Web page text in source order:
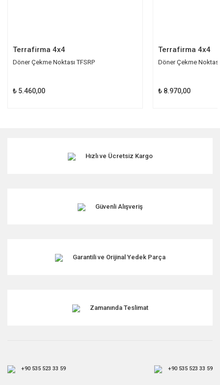
Terrafirma 4x4
Döner Çekme Noktası TFSRP
₺ 5.460,00
Terrafirma 4x4
Döner Çekme
₺ 8.970,00
Hızlı ve Ücretsiz Kargo
Güvenli Alışveriş
Garantili ve Orijinal Yedek Parça
Zamanında Teslimat
+90 535 523 33 59 +90 535 523 33 59